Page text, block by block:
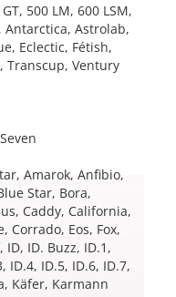
500 LM, 600 LSM,
Antarctica, Astrolab,
Eclectic, Fétish,
Transcup, Ventury
Amarok, Anfibio,
Star, Bora,
Caddy, California,
Corrado, Eos, Fox,
ID, ID. Buzz, ID.1,
ID.4, ID.5, ID.6, ID.7,
Käfer, Karmann